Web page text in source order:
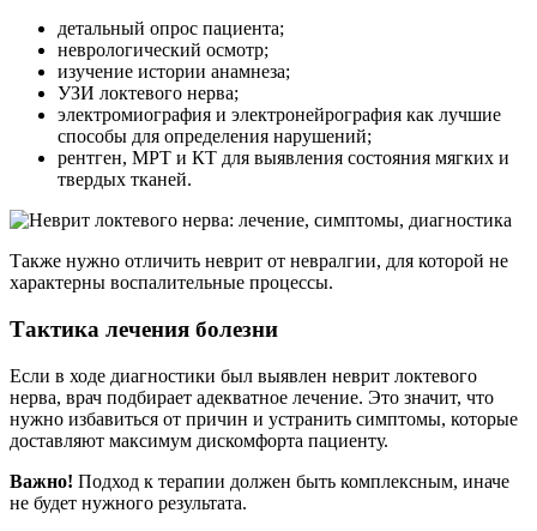
детальный опрос пациента;
неврологический осмотр;
изучение истории анамнеза;
УЗИ локтевого нерва;
электромиография и электронейрография как лучшие
способы для определения нарушений;
рентген, МРТ и КТ для выявления состояния мягких и
твердых тканей.
Также нужно отличить неврит от невралгии, для которой не
характерны воспалительные процессы.
Тактика лечения болезни
Если в ходе диагностики был выявлен неврит локтевого
нерва, врач подбирает адекватное лечение. Это значит, что
нужно избавиться от причин и устранить симптомы, которые
доставляют максимум дискомфорта пациенту.
Важно! Подход к терапии должен быть комплексным, иначе
не будет нужного результата.